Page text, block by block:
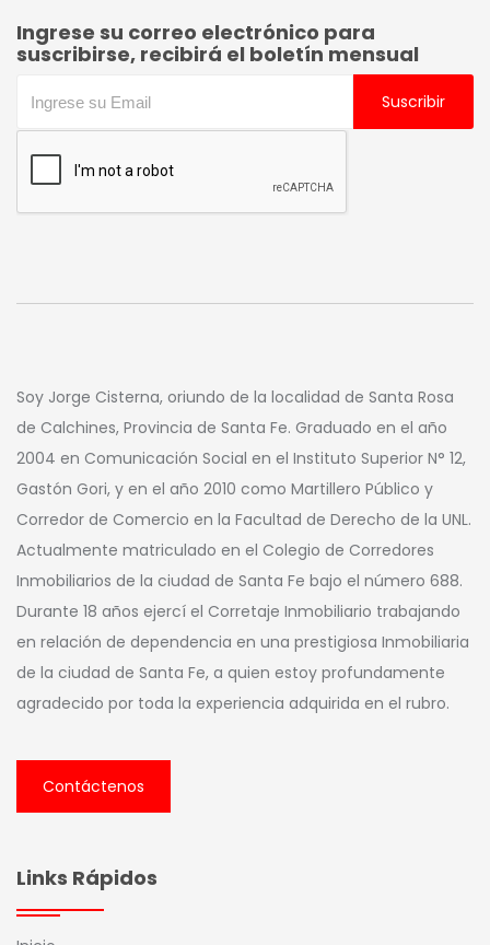
Ingrese su correo electrónico para
suscribirse, recibirá el boletín mensual
Suscribir
Soy Jorge Cisterna, oriundo de la localidad de Santa Rosa
de Calchines, Provincia de Santa Fe. Graduado en el año
2004 en Comunicación Social en el Instituto Superior N° 12,
Gastón Gori, y en el año 2010 como Martillero Público y
Corredor de Comercio en la Facultad de Derecho de la UNL.
Actualmente matriculado en el Colegio de Corredores
Inmobiliarios de la ciudad de Santa Fe bajo el número 688.
Durante 18 años ejercí el Corretaje Inmobiliario trabajando
en relación de dependencia en una prestigiosa Inmobiliaria
de la ciudad de Santa Fe, a quien estoy profundamente
agradecido por toda la experiencia adquirida en el rubro.
Contáctenos
Links Rápidos